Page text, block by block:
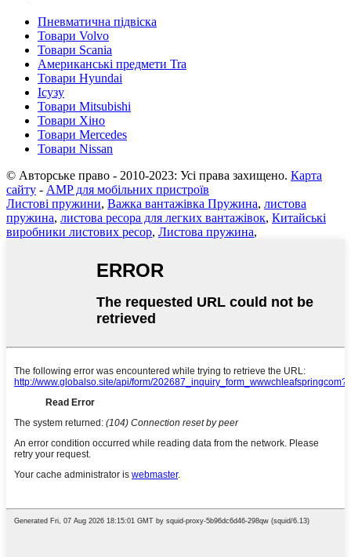
Пневматична підвіска
Товари Volvo
Товари Scania
Американські предмети Tra
Товари Hyundai
Ісузу
Товари Mitsubishi
Товари Хіно
Товари Mercedes
Товари Nissan
© Авторське право - 2010-2023: Усі права захищено. Карта
сайту - AMP для мобільних пристроїв
Листові пружини, Важка вантажівка Пружина, листова
пружина, листова ресора для легких вантажівок, Китайські
виробники листових ресор, Листова пружина,